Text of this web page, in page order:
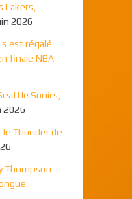
Lakers,
2026
régalé
finale NBA
Sonics,
2026
Thunder de
Thompson